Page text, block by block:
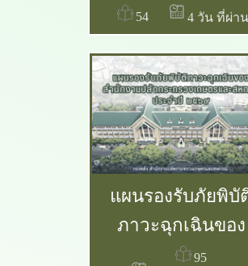
Be Fit “ขยับกายสร้
สุขภาพดี ตามวิถีช
สป.กษ.”
54 4 วัน ที่ผ่า
แผนรองรับภัยพิบั
ภาวะฉุกเฉินของ
สำนักงานปลัด
95